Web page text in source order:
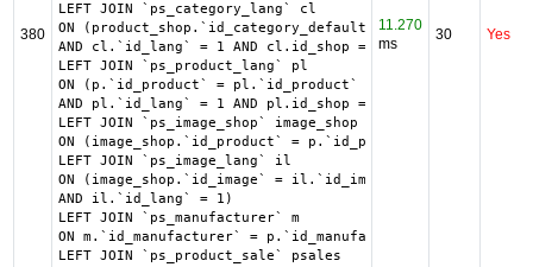
380
LEFT JOIN `ps_category_lang` cl
ON (product_shop.`id_category_default` = cl.`id_category`
AND cl.`id_lang` = 1 AND cl.id_shop = 1 )
LEFT JOIN `ps_product_lang` pl
ON (p.`id_product` = pl.`id_product`
AND pl.`id_lang` = 1 AND pl.id_shop = 1 )
LEFT JOIN `ps_image_shop` image_shop
ON (image_shop.`id_product` = p.`id_product` AND
LEFT JOIN `ps_image_lang` il
ON (image_shop.`id_image` = il.`id_image`
AND il.`id_lang` = 1)
LEFT JOIN `ps_manufacturer` m
ON m.`id_manufacturer` = p.`id_manufacturer`
LEFT JOIN `ps_product_sale` psales
11.270
ms
30 Yes